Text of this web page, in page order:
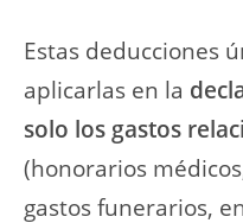
Estas deducciones
aplicarlas en la
solo los gastos
(honorarios
gastos funerarios,